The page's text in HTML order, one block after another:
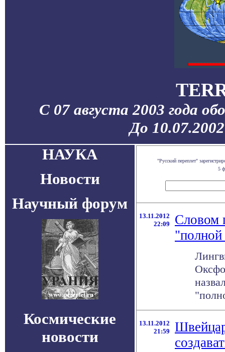
С 07 августа 2003 года
До
НАУКА
Новости
Научный форум
Космические
новости
"Русский переплет"
5
13.11.2012
22:09
Словом
"полной
13.11.2012
21:59